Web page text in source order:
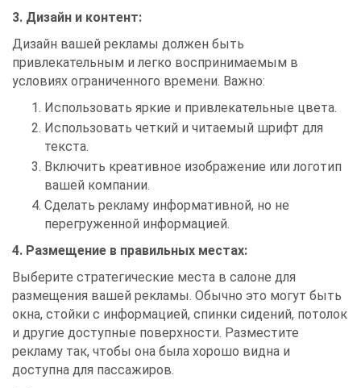
3. Дизайн и контент:
Дизайн вашей рекламы должен быть
привлекательным и легко воспринимаемым в
условиях ограниченного времени. Важно:
Использовать яркие и привлекательные цвета.
Использовать четкий и читаемый шрифт для
текста.
Включить креативное изображение или логотип
вашей компании.
Сделать рекламу информативной, но не
перегруженной информацией.
4. Размещение в правильных местах:
Выберите стратегические места в салоне для
размещения вашей рекламы. Обычно это могут быть
окна, стойки с информацией, спинки сидений, потолок
и другие доступные поверхности. Разместите
рекламу так, чтобы она была хорошо видна и
доступна для пассажиров.